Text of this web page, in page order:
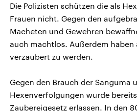
Die Polizisten schützen die als
Frauen nicht. Gegen den
Macheten und Gewehren
auch machtlos. Außerdem haben
verzaubert zu werden.
Gegen den Brauch der Sanguma
Hexenverfolgungen wurde bereits
Zaubereigesetz erlassen. In den